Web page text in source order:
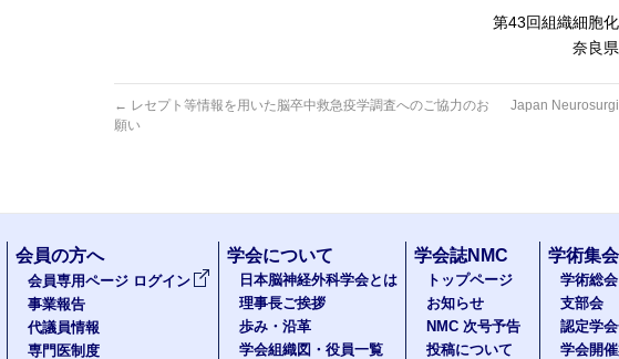
第43回組織細
奈良
← レセプト等情報を用いた脳卒中救急疫学調査へのご協力のお
願い
Japan
会員の方へ
会員専用ページ ログイン
事業報告
代議員情報
専門医制度
学会について
日本脳神経外科学会とは
理事長ご挨拶
歩み・沿革
学会組織図・役員一覧
学会誌NMC
トップページ
お知らせ
NMC 次号予告
投稿について
学術集
学術総会
支部会
認定学
学会開